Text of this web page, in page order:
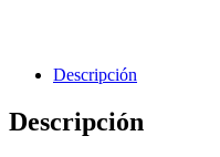
Descripción
Descripción